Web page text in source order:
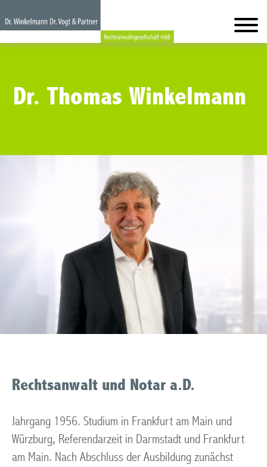
Dr. Thomas Winkelmann
Rechtsanwalt und Notar a.D.
Jahrgang 1956. Studium in Frankfurt am Main und
Würzburg, Referendarzeit in Darmstadt und Frankfurt
am Main. Nach Abschluss der Ausbildung zunächst